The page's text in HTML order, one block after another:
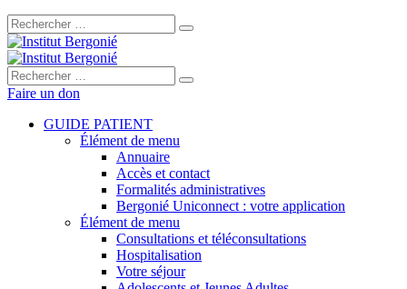
Rechercher :
Rechercher :
Faire un don
GUIDE PATIENT
Élément de menu
Annuaire
Accès et contact
Formalités administratives
Bergonié Uniconnect : votre application
Élément de menu
Consultations et téléconsultations
Hospitalisation
Votre séjour